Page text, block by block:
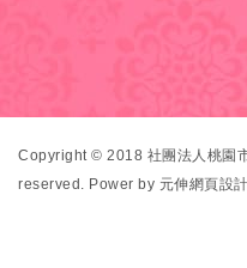
Copyright © 2018 社團法人桃園
reserved. Power by 元伸網頁設計